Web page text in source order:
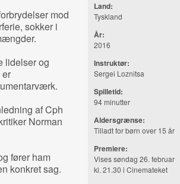
mod
sokker i
lidelser og
af Cph
Norman
fører ham
konkret sag.
Land:
Tyskland
År:
2016
Instruktør:
Sergei Loznitsa
Spilletid:
94 minutter
Aldersgrænse:
Tilladt for børn over 15 år
Premiere:
Vises søndag 26. februar
kl. 21.30 i Cinemateket